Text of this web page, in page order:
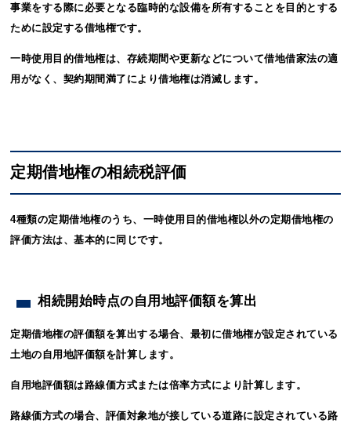
事業をする際に必要となる臨時的な設備を所有することを目的とする
ために設定する借地権です。
一時使用目的借地権は、存続期間や更新などについて借地借家法の適
用がなく、契約期間満了により借地権は消滅します。
定期借地権の相続税評価
4種類の定期借地権のうち、一時使用目的借地権以外の定期借地権の
評価方法は、基本的に同じです。
相続開始時点の自用地評価額を算出
定期借地権の評価額を算出する場合、最初に借地権が設定されている
土地の自用地評価額を計算します。
自用地評価額は路線価方式または倍率方式により計算します。
路線価方式の場合、評価対象地が接している道路に設定されている路